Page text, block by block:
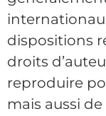
dispositions
droits
reproduire
mais aussi